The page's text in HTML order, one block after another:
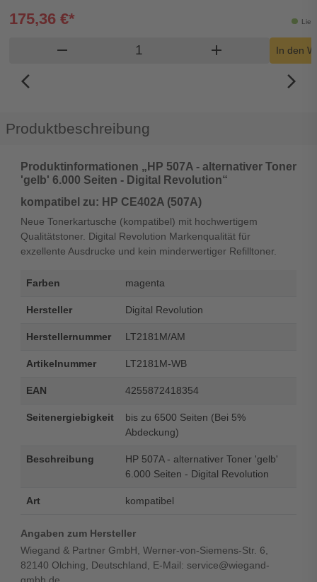
175,36 €*
remove Produkt Warenkorb Menge
add In den
arrow_back_ios_new arrow_forward_ios
Produktbeschreibung
Produktinformationen „HP 507A - alternativer Toner
'gelb' 6.000 Seiten - Digital Revolution“
kompatibel zu: HP CE402A (507A)
Neue Tonerkartusche (kompatibel) mit hochwertigem
Qualitätstoner. Digital Revolution Markenqualität für
exzellente Ausdrucke und kein minderwertiger Refilltoner.
Farben magenta
Hersteller Digital Revolution
Herstellernummer LT2181M/AM
Artikelnummer LT2181M-WB
EAN 4255872418354
Seitenergiebigkeit
bis zu 6500 Seiten (Bei 5%
Abdeckung)
Beschreibung
HP 507A - alternativer Toner 'gelb'
6.000 Seiten - Digital Revolution
Art kompatibel
Angaben zum Hersteller
Wiegand & Partner GmbH, Werner-von-Siemens-Str. 6,
82140 Olching, Deutschland, E-Mail: service@wiegand-